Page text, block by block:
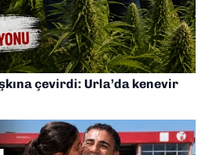
çevirdi: Urla’da kenevir